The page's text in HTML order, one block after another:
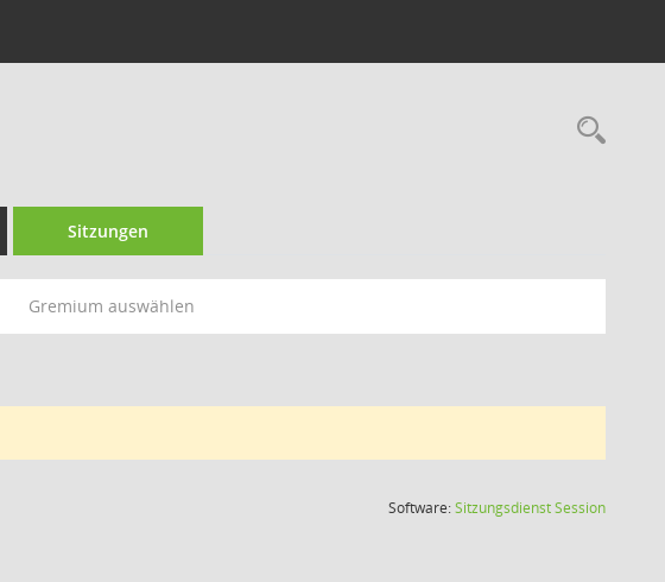
Sitzungen
Gremium auswählen
Software:SitzungsdienstSession(Wird in